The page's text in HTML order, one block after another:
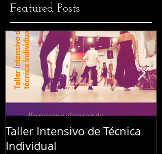
Featured Posts
Taller Intensivo de Técnica
Individual